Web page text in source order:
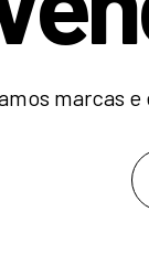
marcas e